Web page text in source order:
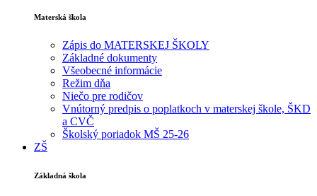
Materská škola
Zápis do MATERSKEJ ŠKOLY
Základné dokumenty
Všeobecné informácie
Režim dňa
Niečo pre rodičov
Vnútorný predpis o poplatkoch v materskej škole, ŠKD
a CVČ
Školský poriadok MŠ 25-26
ZŠ
Základná škola